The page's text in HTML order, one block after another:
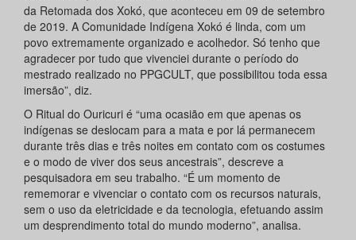
da Retomada dos Xokó, que aconteceu em 09 de setembro
de 2019. A Comunidade Indígena Xokó é linda, com um
povo extremamente organizado e acolhedor. Só tenho que
agradecer por tudo que vivenciei durante o período do
mestrado realizado no PPGCULT, que possibilitou toda essa
imersão”, diz.
O Ritual do Ouricuri é “uma ocasião em que apenas os
indígenas se deslocam para a mata e por lá permanecem
durante três dias e três noites em contato com os costumes
e o modo de viver dos seus ancestrais”, descreve a
pesquisadora em seu trabalho. “É um momento de
rememorar e vivenciar o contato com os recursos naturais,
sem o uso da eletricidade e da tecnologia, efetuando assim
um desprendimento total do mundo moderno”, analisa.